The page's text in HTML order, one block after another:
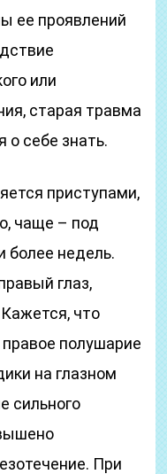
ее проявлений
или
старая травма
себе знать.
приступами,
чаще – под
более недель.
глаз,
что
полушарие
на глазном
сильного
При